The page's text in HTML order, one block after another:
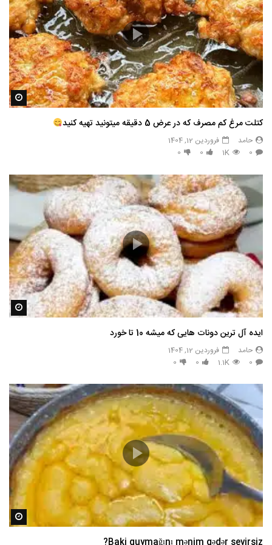
کتلت مرغ کم مصرف که در عرض 5 دقیقه میتونید تهیه کنید
حامد
فروردین 12, 1404
0
1K
0
0
ایده آل ترین دونات هایی که میشه 10 تا خورد
حامد
فروردین 12, 1404
0
1.1K
0
0